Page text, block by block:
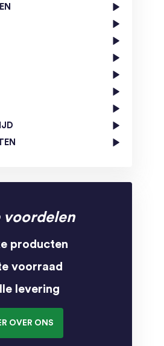
voordelen
producten
voorraad
levering
OVER ONS